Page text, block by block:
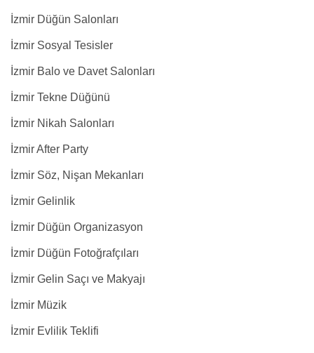
İzmir Düğün Salonları
İzmir Sosyal Tesisler
İzmir Balo ve Davet Salonları
İzmir Tekne Düğünü
İzmir Nikah Salonları
İzmir After Party
İzmir Söz, Nişan Mekanları
İzmir Gelinlik
İzmir Düğün Organizasyon
İzmir Düğün Fotoğrafçıları
İzmir Gelin Saçı ve Makyajı
İzmir Müzik
İzmir Evlilik Teklifi